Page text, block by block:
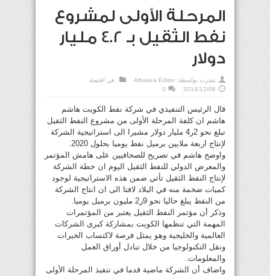
المرحلة الأولى لمشروع
نفط الثقيل بـ 4.2 مليار
دولار
نشرت بواسطة: Alhakea Editor في اقتصاد
2014/12/08
0
قال الرئيس التنفيذي في شركة نفط الكويت هاشم
هاشم ان كلفة المرحلة الأولى من مشروع النفط الثقيل
تبلغ نحو 2ر4 مليار دولار مشيرا الى استراتيجية الشركة
لإنتاج اربعة ملايين برميل نفط يوميا بحلول 2020.
واوضح هاشم في تصريح للصحافيين على هامش المؤتمر
والمعرض الدولي للنفط الثقيل اليوم ان خطة الشركة
لإنتاج النفط الثقيل تأتي ضمن هذه الاستراتيجية لوجود
كميات ضخمة منه في البلاد لافتا الى ان انتاج الشركة
من النفط يبلغ حاليا نحو 9ر2 مليون برميل يوميا.
وذكر أن مؤتمر النفط الثقيل يعتبر من المؤتمرات
المهمة التي تنظمها الكويت بمشاركة كبرى الشركات
العالمية والخليجية وهو يمثل فرصة لاكتساب الخبرات
ونقل التكنولوجيا من خلال تبادل أوراق العمل
والمعلومات.
واضاف أن الشركة ماضية قدما في تنفيذ المرحلة الأولى